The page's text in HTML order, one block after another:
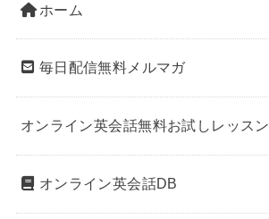
ホーム
毎日配信無料メルマガ
オンライン英会話無料お試しレッスン
オンライン英会話DB